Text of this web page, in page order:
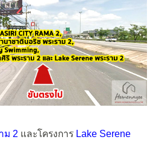
ม 2 และโครงการ Lake Serene